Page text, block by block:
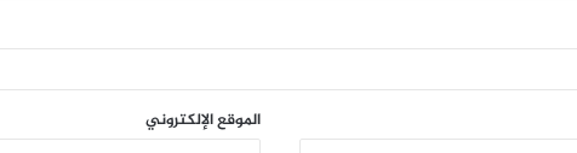
الموقع الإلكتروني